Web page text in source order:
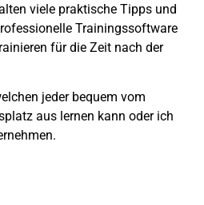
viele praktische Tipps und
Trainingssoftware
für die Zeit nach der
jeder bequem vom
aus lernen kann oder ich